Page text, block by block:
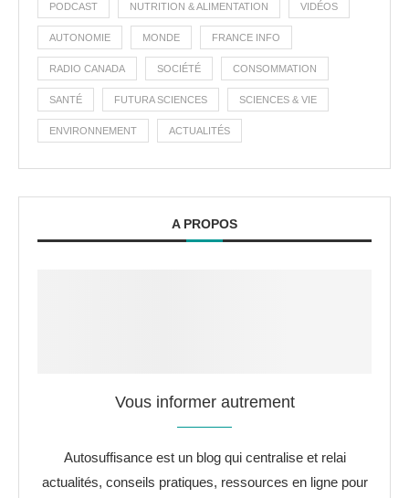
PODCAST NUTRITION & ALIMENTATION VIDÉOS
AUTONOMIE MONDE FRANCE INFO
RADIO CANADA SOCIÉTÉ CONSOMMATION
SANTÉ FUTURA SCIENCES SCIENCES & VIE
ENVIRONNEMENT ACTUALITÉS
A PROPOS
Vous informer autrement
Autosuffisance est un blog qui centralise et relai
actualités, conseils pratiques, ressources en ligne pour